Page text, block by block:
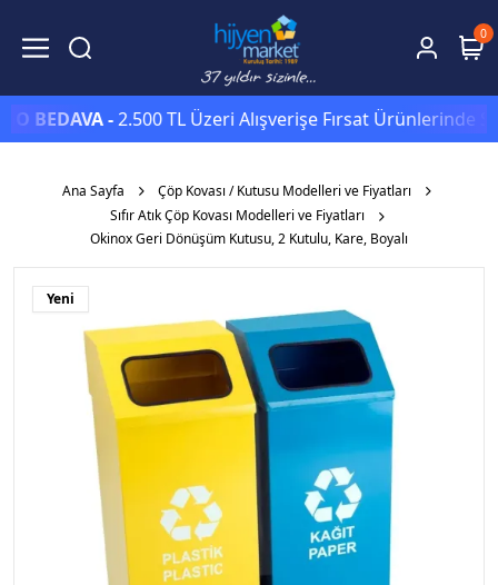
0
-2.500 TL Üzeri Alışverişe Fırsat Ürünlerinde Sepette
Ana Sayfa
Çöp Kovası / Kutusu Modelleri ve Fiyatları
Sıfır Atık Çöp Kovası Modelleri ve Fiyatları
Okinox Geri Dönüşüm Kutusu, 2 Kutulu, Kare, Boyalı
Yeni